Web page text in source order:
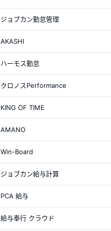
ジョブカン勤怠管理
AKASHI
ハーモス勤怠
クロノスPerformance
KING OF TIME
AMANO
Win-Board
ジョブカン給与計算
PCA 給与
給与奉行 クラウド